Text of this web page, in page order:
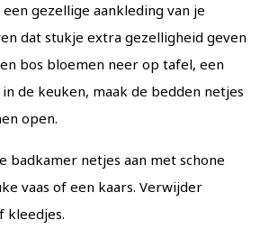
gezellige aankleding van je
dat stukje extra gezelligheid geven
bos bloemen neer op tafel, een
de keuken, maak de bedden netjes
open.
badkamer netjes aan met schone
vaas of een kaars. Verwijder
kleedjes.